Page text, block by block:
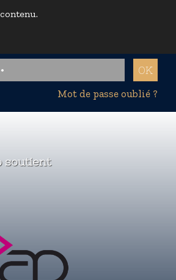
Mot de passe oublié ?
soutient